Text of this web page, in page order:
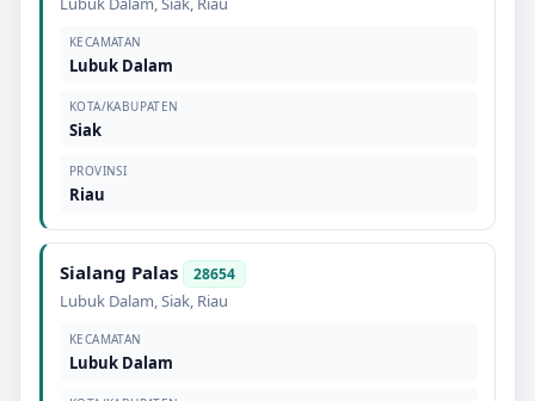
KECAMATAN
Lubuk Dalam
KOTA/KABUPATEN
Siak
PROVINSI
Riau
Sialang Palas 28654
Lubuk Dalam,Siak, Riau
KECAMATAN
Lubuk Dalam